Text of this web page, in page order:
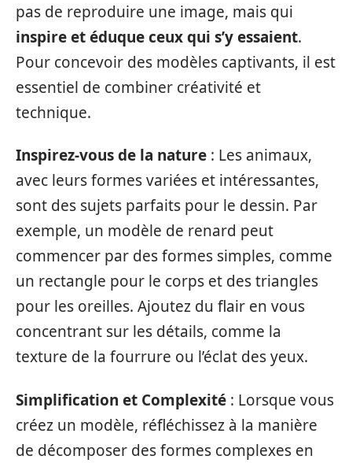
pas de reproduire une image, mais qui
inspire et éduque ceux qui s’y essaient.
Pour concevoir des modèles captivants, il est
essentiel de combiner créativité et
technique.
Inspirez-vous de la nature : Les animaux,
avec leurs formes variées et intéressantes,
sont des sujets parfaits pour le dessin. Par
exemple, un modèle de renard peut
commencer par des formes simples, comme
un rectangle pour le corps et des triangles
pour les oreilles. Ajoutez du flair en vous
concentrant sur les détails, comme la
texture de la fourrure ou l’éclat des yeux.
Simplification et Complexité : Lorsque vous
créez un modèle, réfléchissez à la manière
de décomposer des formes complexes en